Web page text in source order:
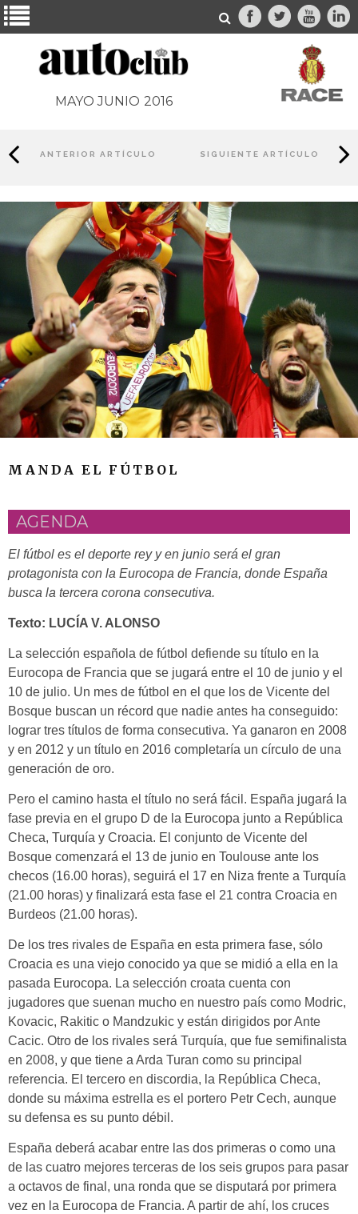
MAYO JUNIO 2016
ANTERIOR ARTÍCULO SIGUIENTE ARTÍCULO
MANDA EL FÚTBOL
AGENDA
El fútbol es el deporte rey y en junio será el gran
protagonista con la Eurocopa de Francia, donde España
busca la tercera corona consecutiva.
Texto: LUCÍA V. ALONSO
La selección española de fútbol defiende su título en la
Eurocopa de Francia que se jugará entre el 10 de junio y el
10 de julio. Un mes de fútbol en el que los de Vicente del
Bosque buscan un récord que nadie antes ha conseguido:
lograr tres títulos de forma consecutiva. Ya ganaron en 2008
y en 2012 y un título en 2016 completaría un círculo de una
generación de oro.
Pero el camino hasta el título no será fácil. España jugará la
fase previa en el grupo D de la Eurocopa junto a República
Checa, Turquía y Croacia. El conjunto de Vicente del
Bosque comenzará el 13 de junio en Toulouse ante los
checos (16.00 horas), seguirá el 17 en Niza frente a Turquía
(21.00 horas) y finalizará esta fase el 21 contra Croacia en
Burdeos (21.00 horas).
De los tres rivales de España en esta primera fase, sólo
Croacia es una viejo conocido ya que se midió a ella en la
pasada Eurocopa. La selección croata cuenta con
jugadores que suenan mucho en nuestro país como Modric,
Kovacic, Rakitic o Mandzukic y están dirigidos por Ante
Cacic. Otro de los rivales será Turquía, que fue semifinalista
en 2008, y que tiene a Arda Turan como su principal
referencia. El tercero en discordia, la República Checa,
donde su máxima estrella es el portero Petr Cech, aunque
su defensa es su punto débil.
España deberá acabar entre las dos primeras o como una
de las cuatro mejores terceras de los seis grupos para pasar
a octavos de final, una ronda que se disputará por primera
vez en la Eurocopa de Francia. A partir de ahí, los cruces